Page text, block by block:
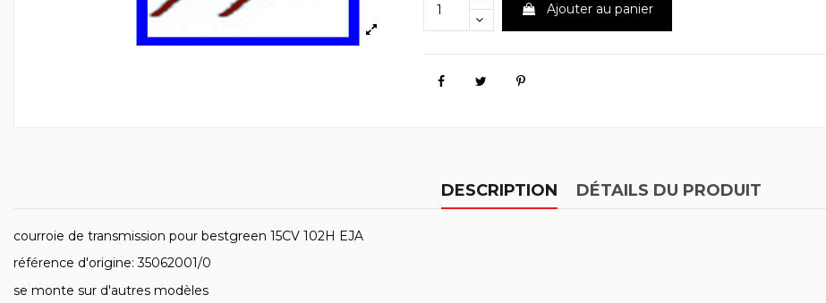
Ajouter au panier
DESCRIPTION DÉTAILS DU PRODUIT
courroie de transmission pour bestgreen 15CV 102H EJA
référence d'origine: 35062001/0
se monte sur d'autres modèles